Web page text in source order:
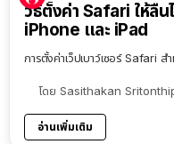
วิธีตั้งค่า Safari ให้ลื่น
iPhone และ iPad
การตั้งค่าเว็ปเบาว์เซอร์ Safari
โดย Sasithakan
อ่านเพิ่มเติม